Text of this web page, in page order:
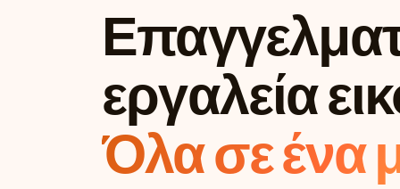
εργαλεία
Όλα σε ένα